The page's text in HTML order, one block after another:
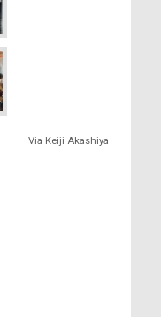
Via Keiji Akashiya